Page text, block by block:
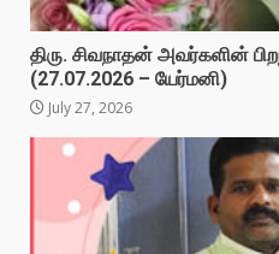
திரு. சிவநாதன் அவர்களின்
(27.07.2026 – யேர்மனி)
July 27, 2026